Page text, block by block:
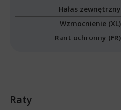
Hałas zewnętrzny
Wzmocnienie (XL)
Rant ochronny (FR)
Raty